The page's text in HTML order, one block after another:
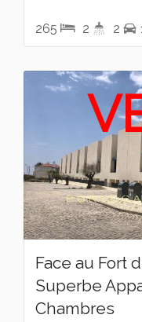
265 2 2
Face au Fort
Superbe
Chambres